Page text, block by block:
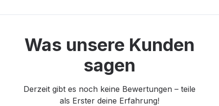
Was unsere Kunden
sagen
Derzeit gibt es noch keine Bewertungen – teile
als Erster deine Erfahrung!